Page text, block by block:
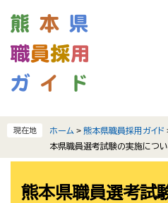
て
本
現在地 ホーム > 熊本県職員採用ガイド
本県職員選考試験の実施につ
熊本県職員選考試